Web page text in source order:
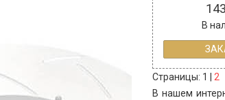
В
Страницы: 1 | 2
В нашем